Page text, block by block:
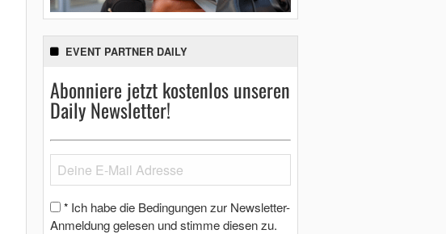
EVENT PARTNER DAILY
Abonniere jetzt kostenlos unseren
Daily Newsletter!
* Ich habe die Bedingungen zur Newsletter-
Anmeldung gelesen und stimme diesen zu.